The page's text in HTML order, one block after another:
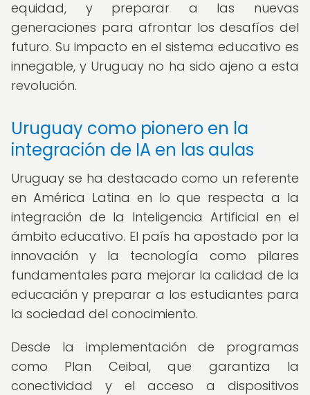
equidad, y preparar a las nuevas
generaciones para afrontar los desafíos del
futuro. Su impacto en el sistema educativo es
innegable, y Uruguay no ha sido ajeno a esta
revolución.
Uruguay como pionero en la
integración de IA en las aulas
Uruguay se ha destacado como un referente
en América Latina en lo que respecta a la
integración de la Inteligencia Artificial en el
ámbito educativo. El país ha apostado por la
innovación y la tecnología como pilares
fundamentales para mejorar la calidad de la
educación y preparar a los estudiantes para
la sociedad del conocimiento.
Desde la implementación de programas
como Plan Ceibal, que garantiza la
conectividad y el acceso a dispositivos